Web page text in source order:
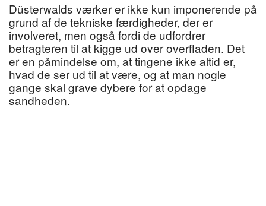
Düsterwalds værker er ikke kun imponerende på
grund af de tekniske færdigheder, der er
involveret, men også fordi de udfordrer
betragteren til at kigge ud over overfladen. Det
er en påmindelse om, at tingene ikke altid er,
hvad de ser ud til at være, og at man nogle
gange skal grave dybere for at opdage
sandheden.